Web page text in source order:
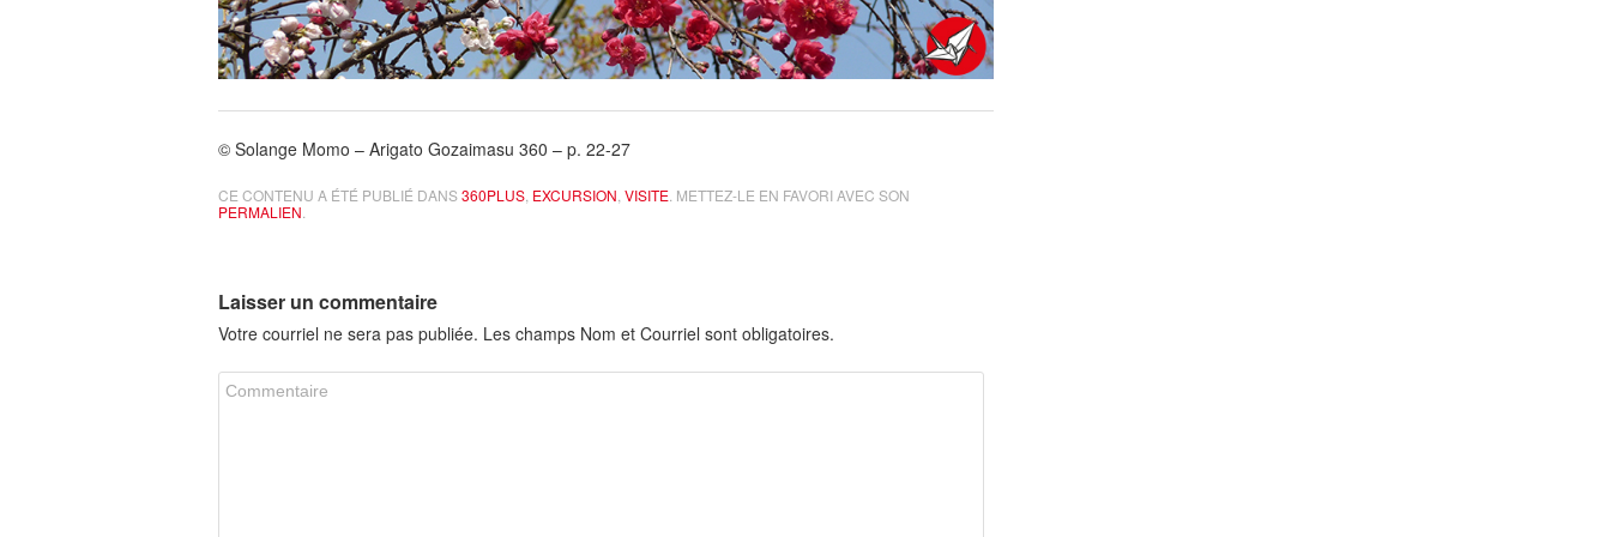
© Solange Momo – Arigato Gozaimasu 360 – p. 22-27
CE CONTENU A ÉTÉ PUBLIÉ DANS360PLUS EXCURSION VISITE . METTEZ-LE EN FAVORI AVEC SON
PERMALIEN
Laisser un commentaire
Votre courriel ne sera pas publiée. Les champs Nom et Courriel sont obligatoires.